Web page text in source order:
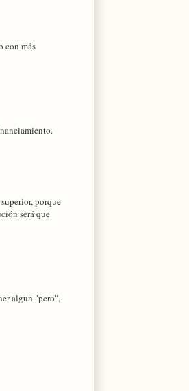
con más
porque
será que
algun "pero",